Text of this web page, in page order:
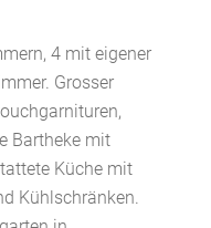
4 mit eigener
Grosser
Bartheke mit
Küche mit
Kühlschränken.